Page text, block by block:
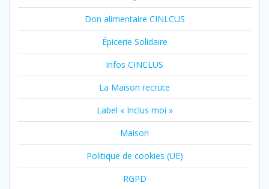
Don alimentaire CINLCUS
Épicerie Solidaire
Infos CINCLUS
La Maison recrute
Label « Inclus moi »
Maison
Politique de cookies (UE)
RGPD